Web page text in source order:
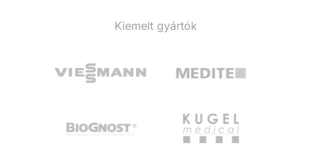
Kiemelt gyártók